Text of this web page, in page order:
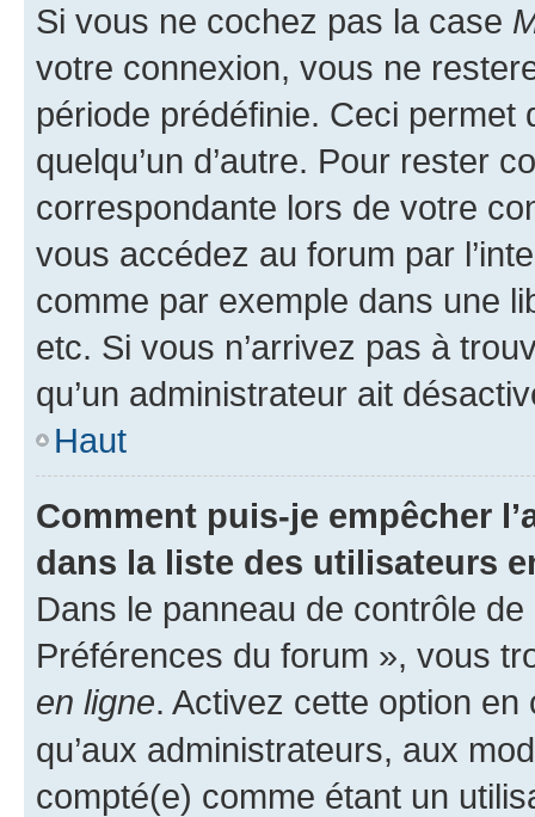
Si vous ne cochez pas la case
votre connexion, vous ne
période prédéfinie. Ceci permet
quelqu’un d’autre. Pour rester
correspondante lors de votre
vous accédez au forum par
comme par exemple dans une
etc. Si vous n’arrivez pas à
qu’un administrateur ait
Haut
Comment puis-je empêcher
dans la liste des utilisateurs
Dans le panneau de contrôle
Préférences du forum », vous
en ligne. Activez cette option
qu’aux administrateurs, aux
compté(e) comme étant un